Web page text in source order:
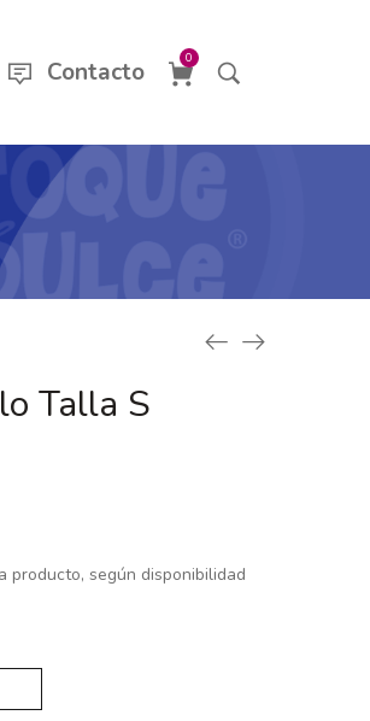
Contacto 0
Talla S
producto, según disponibilidad